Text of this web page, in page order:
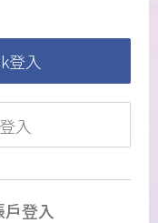
登入
入
登入